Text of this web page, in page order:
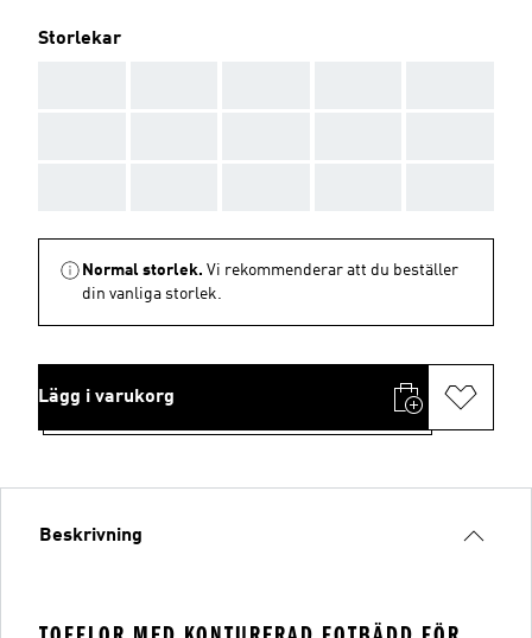
Storlekar
Normal storlek. Vi rekommenderar att du beställer
din vanliga storlek.
Lägg i varukorg
Beskrivning